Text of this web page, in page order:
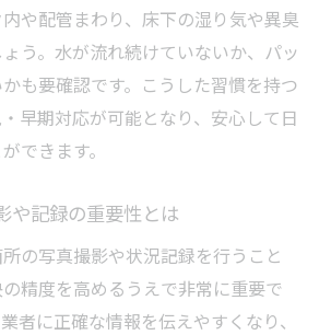
や配管まわり、床下の湿り気や異臭
う。水が流れ続けていないか、パッ
も要確認です。こうした習慣を持つ
早期対応が可能となり、安心して日
できます。
や記録の重要性とは
の写真撮影や状況記録を行うこと
精度を高めるうえで非常に重要で
者に正確な情報を伝えやすくなり、